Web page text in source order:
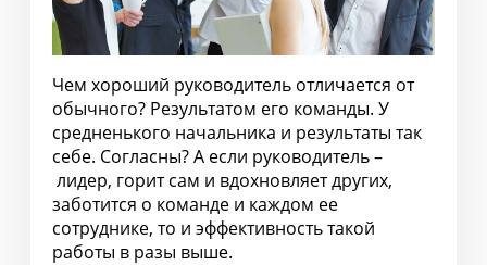
Чем хороший руководитель отличается от
обычного? Результатом его команды. У
средненького начальника и результаты так
себе. Согласны? А если руководитель –
лидер, горит сам и вдохновляет других,
заботится о команде и каждом ее
сотруднике, то и эффективность такой
работы в разы выше.